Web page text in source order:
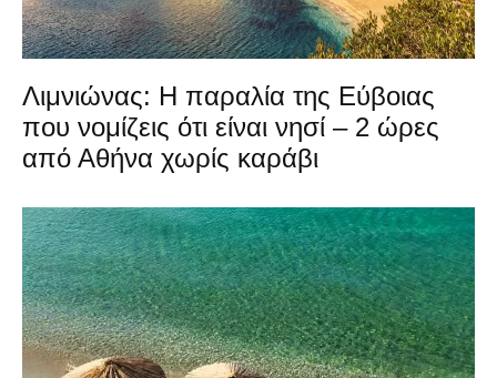
Λιμνιώνας: Η παραλία της Εύβοιας
που νομίζεις ότι είναι νησί – 2 ώρες
από Αθήνα χωρίς καράβι